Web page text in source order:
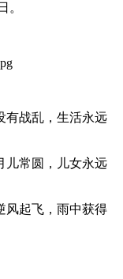
。
有战乱，生活永远
儿常圆，儿女永远
风起飞，雨中获得